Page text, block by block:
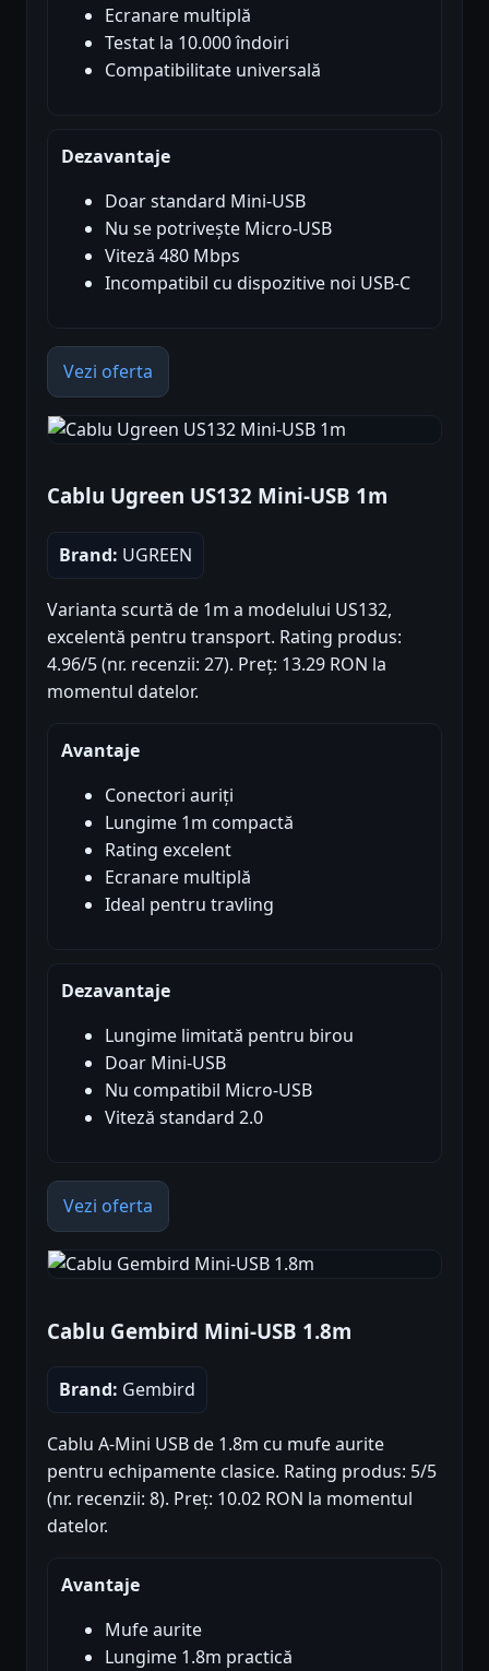
Ecranare multiplă
Testat la 10.000 îndoiri
Compatibilitate universală
Dezavantaje
Doar standard Mini-USB
Nu se potrivește Micro-USB
Viteză 480 Mbps
Incompatibil cu dispozitive noi USB-C
Vezi oferta
Cablu Ugreen US132 Mini-USB 1m
Brand: UGREEN
Varianta scurtă de 1m a modelului US132,
excelentă pentru transport. Rating produs:
4.96/5 (nr. recenzii: 27). Preț: 13.29 RON la
momentul datelor.
Avantaje
Conectori auriți
Lungime 1m compactă
Rating excelent
Ecranare multiplă
Ideal pentru travling
Dezavantaje
Lungime limitată pentru birou
Doar Mini-USB
Nu compatibil Micro-USB
Viteză standard 2.0
Vezi oferta
Cablu Gembird Mini-USB 1.8m
Brand: Gembird
Cablu A-Mini USB de 1.8m cu mufe aurite
pentru echipamente clasice. Rating produs: 5/5
(nr. recenzii: 8). Preț: 10.02 RON la momentul
datelor.
Avantaje
Mufe aurite
Lungime 1.8m practică